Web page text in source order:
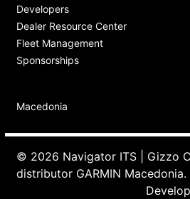
Developers
Dealer Resource Center
Fleet Management
Sponsorships
Macedonia
© 2026 Navigator ITS | Gizzo
distributor GARMIN Macedonia.